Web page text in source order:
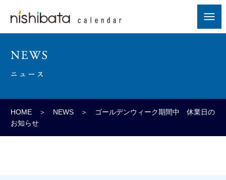
HOME ＞ NEWS ＞ ゴールデンウィーク期間中 休業日の
お知らせ